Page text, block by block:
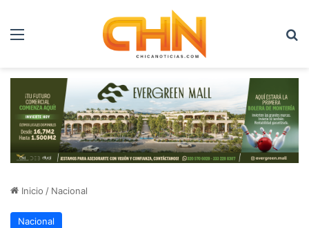
Menú
Inicio / Nacional
Nacional